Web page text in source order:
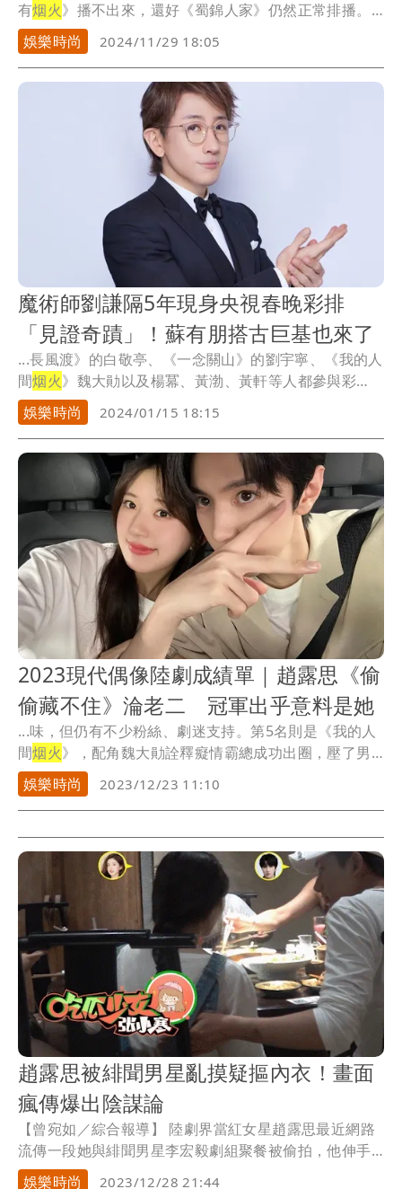
有烟火》播不出來，還好《蜀錦人家》仍然正常排播。
...娛樂時尚 2024/11/29 18:05
魔術師劉謙隔5年現身央視春晚彩排
「見證奇蹟」！蘇有朋搭古巨基也來了
...長風渡》的白敬亭、《一念關山》的劉宇寧、《我的人
間烟火》魏大勛以及楊冪、黃渤、黃軒等人都參與彩
排，後...
娛樂時尚 2024/01/15 18:15
2023現代偶像陸劇成績單｜趙露思《偷
偷藏不住》淪老二 冠軍出乎意料是她
...味，但仍有不少粉絲、劇迷支持。第5名則是《我的人
間烟火》，配角魏大勛詮釋癡情霸總成功出圈，壓了男
主角...
娛樂時尚 2023/12/23 11:10
趙露思被緋聞男星亂摸疑摳內衣！畫面
瘋傳爆出陰謀論
【曾宛如／綜合報導】 陸劇界當紅女星趙露思最近網路
流傳一段她與緋聞男星李宏毅劇組聚餐被偷拍，他伸手
在她後背隔著衣服摸來摸去，疑似摳她內衣，被她打手
娛樂時尚 2023/12/28 21:44